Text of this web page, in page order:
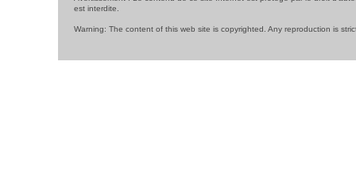
est interdite.
Warning: The content of this web site is copyrighted. Any reproduction is